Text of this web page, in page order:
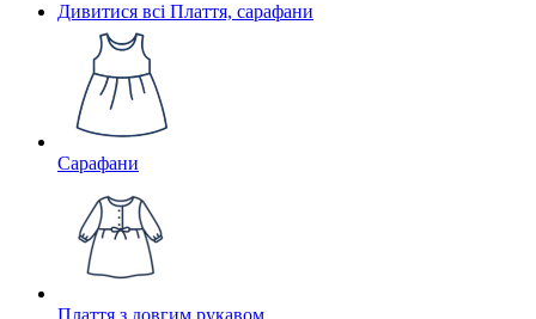
Дивитися всі Плаття, сарафани
Сарафани
Плаття з довгим рукавом